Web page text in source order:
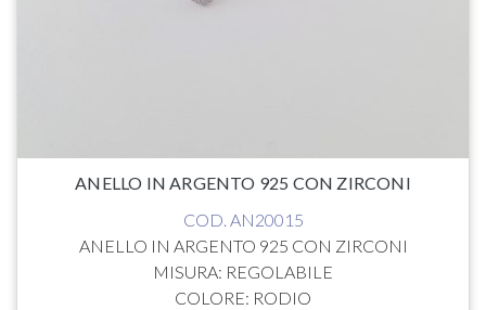
ANELLO IN ARGENTO 925 CON ZIRCONI
COD. AN20015
ANELLO IN ARGENTO 925 CON ZIRCONI
MISURA: REGOLABILE
COLORE: RODIO